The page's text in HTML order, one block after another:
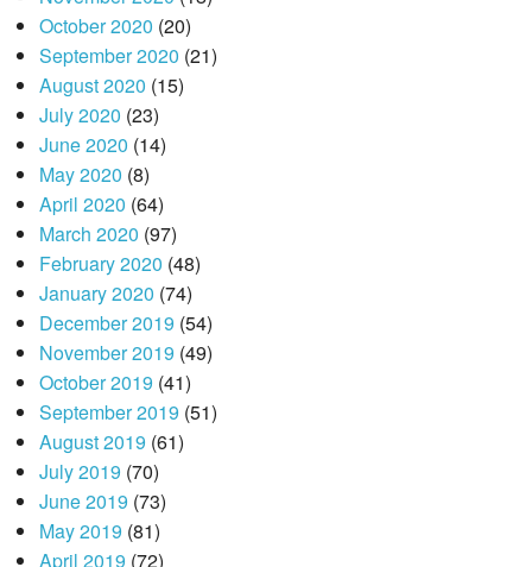
October 2020 (20)
September 2020 (21)
August 2020 (15)
July 2020 (23)
June 2020 (14)
May 2020 (8)
April 2020 (64)
March 2020 (97)
February 2020 (48)
January 2020 (74)
December 2019 (54)
November 2019 (49)
October 2019 (41)
September 2019 (51)
August 2019 (61)
July 2019 (70)
June 2019 (73)
May 2019 (81)
April 2019 (72)